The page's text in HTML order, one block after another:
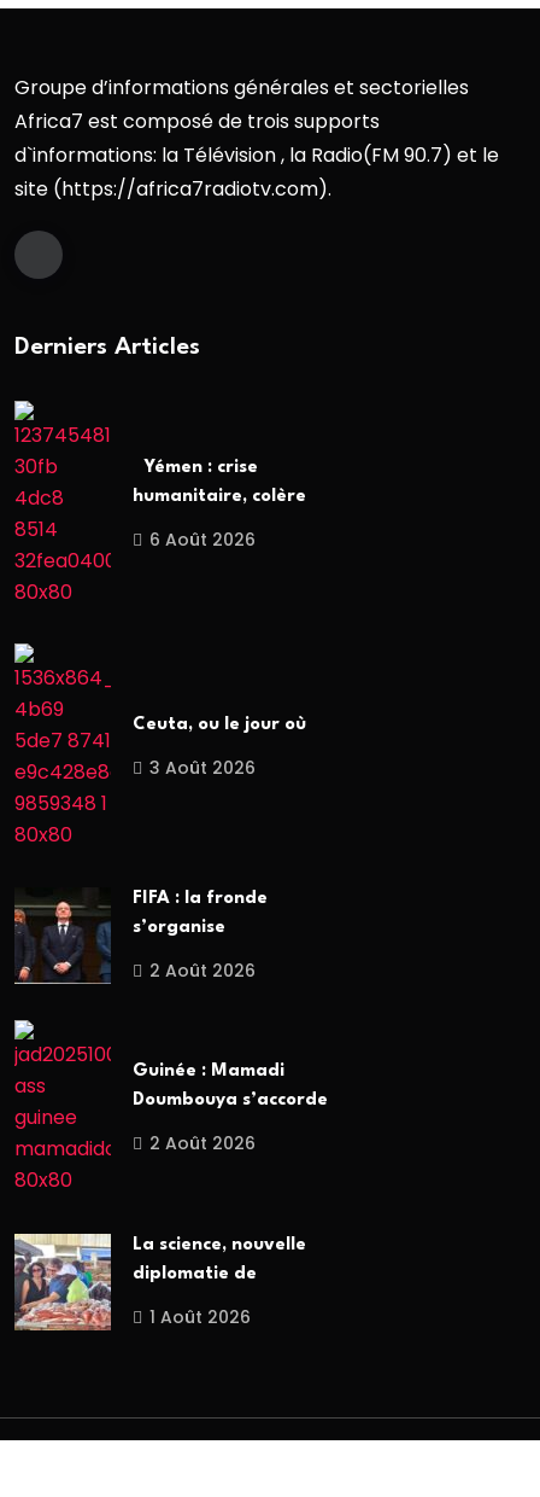
Groupe d’informations générales et sectorielles
Africa7 est composé de trois supports
d`informations: la Télévision , la Radio(FM 90.7) et le
site (https://africa7radiotv.com).
Derniers Articles
Yémen : crise
humanitaire, colère
6 Août 2026
Ceuta, ou le jour où
3 Août 2026
FIFA : la fronde
s’organise
2 Août 2026
Guinée : Mamadi
Doumbouya s’accorde
2 Août 2026
La science, nouvelle
diplomatie de
1 Août 2026